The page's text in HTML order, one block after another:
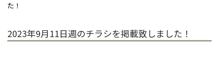
た！
2023年9月11日週のチラシを掲載致しました！